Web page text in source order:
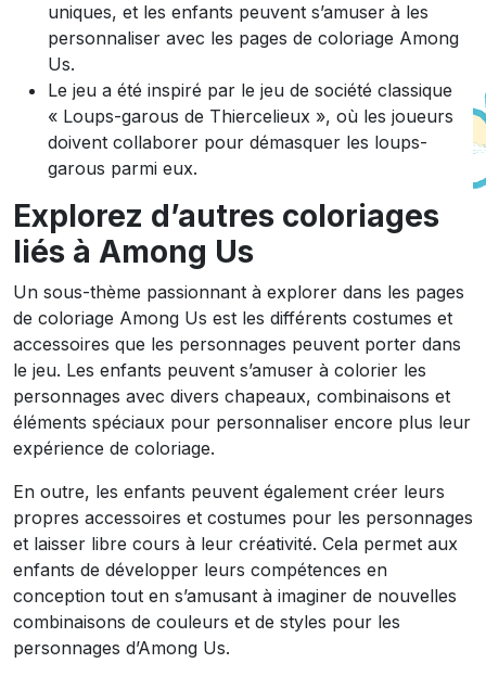
uniques, et les enfants peuvent s’amuser à les
personnaliser avec les pages de coloriage Among
Us.
Le jeu a été inspiré par le jeu de société classique
« Loups-garous de Thiercelieux », où les joueurs
doivent collaborer pour démasquer les loups-
garous parmi eux.
Explorez d’autres coloriages
liés à Among Us
Un sous-thème passionnant à explorer dans les pages
de coloriage Among Us est les différents costumes et
accessoires que les personnages peuvent porter dans
le jeu. Les enfants peuvent s’amuser à colorier les
personnages avec divers chapeaux, combinaisons et
éléments spéciaux pour personnaliser encore plus leur
expérience de coloriage.
En outre, les enfants peuvent également créer leurs
propres accessoires et costumes pour les personnages
et laisser libre cours à leur créativité. Cela permet aux
enfants de développer leurs compétences en
conception tout en s’amusant à imaginer de nouvelles
combinaisons de couleurs et de styles pour les
personnages d’Among Us.